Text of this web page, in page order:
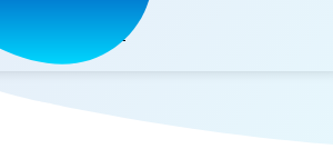
Hubungi Kami